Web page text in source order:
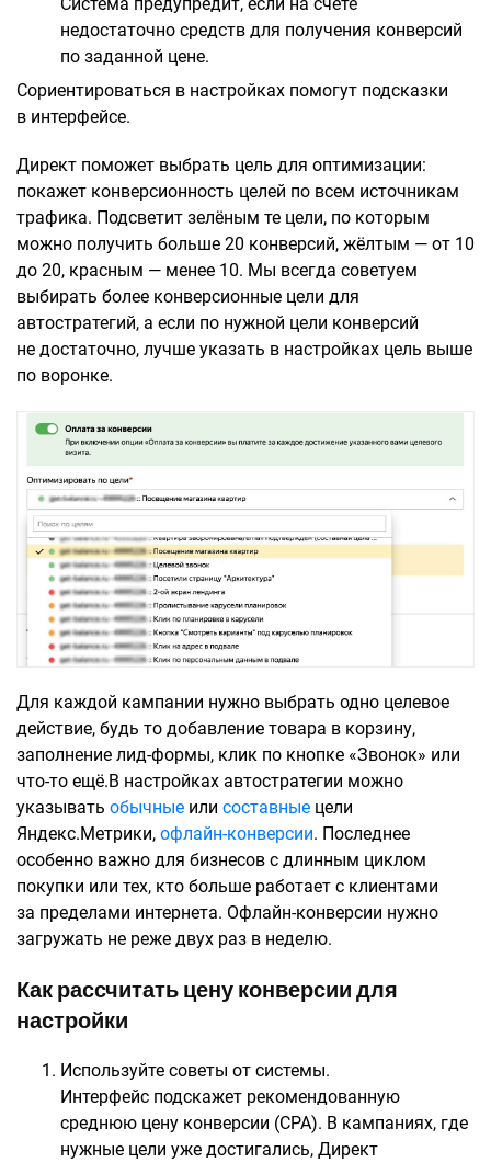
недостаточно средств для получения конверсий
по заданной цене.
Сориентироваться в настройках помогут подсказки
в интерфейсе.
Директ поможет выбрать цель для оптимизации:
покажет конверсионность целей по всем источникам
трафика. Подсветит зелёным те цели, по которым
можно получить больше 20 конверсий, жёлтым — от 10
до 20, красным — менее 10. Мы всегда советуем
выбирать более конверсионные цели для
автостратегий, а если по нужной цели конверсий
не достаточно, лучше указать в настройках цель выше
по воронке.
Для каждой кампании нужно выбрать одно целевое
действие, будь то добавление товара в корзину,
заполнение лид-формы, клик по кнопке «Звонок» или
что-то ещё.В настройках автостратегии можно
указывать обычные или составные цели
Яндекс.Метрики, офлайн-конверсии. Последнее
особенно важно для бизнесов с длинным циклом
покупки или тех, кто больше работает с клиентами
за пределами интернета. Офлайн-конверсии нужно
загружать не реже двух раз в неделю.
Как рассчитать цену конверсии для
настройки
Используйте советы от системы.
Интерфейс подскажет рекомендованную
среднюю цену конверсии (СРА). В кампаниях, где
нужные цели уже достигались, Директ